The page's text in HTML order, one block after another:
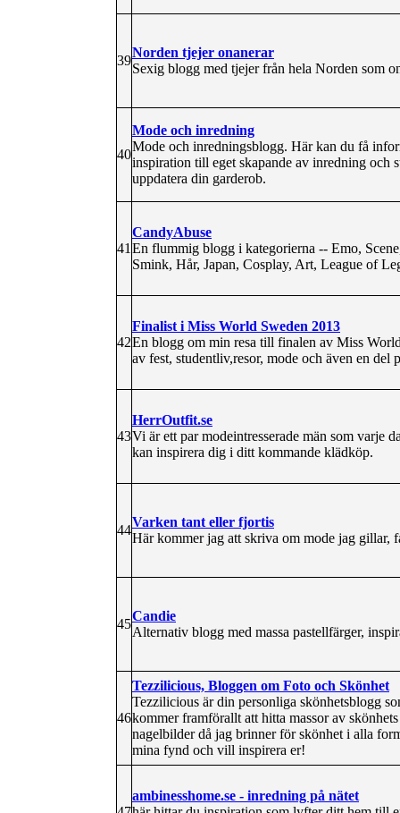
39
Norden tjejer onanerar
Sexig blogg med tjejer från hela Norden som
40
Mode och inredning
Mode och inredningsblogg. Här kan du få
inspiration till eget skapande av inredning och
uppdatera din garderob.
41
CandyAbuse
En flummig blogg i kategorierna -- Emo,
Smink, Hår, Japan, Cosplay, Art, League of
42
Finalist i Miss World Sweden 2013
En blogg om min resa till finalen av Miss
av fest, studentliv,resor, mode och även en del
43
HerrOutfit.se
Vi är ett par modeintresserade män som varje
kan inspirera dig i ditt kommande klädköp.
44
Varken tant eller fjortis
Här kommer jag att skriva om mode jag gillar,
45
Candie
Alternativ blogg med massa pastellfärger,
46
Tezzilicious, Bloggen om Foto och Skönhet
Tezzilicious är din personliga skönhetsblogg
kommer framförallt att hitta massor av
nagelbilder då jag brinner för skönhet i alla
mina fynd och vill inspirera er!
ambinesshome.se - inredning på nätet